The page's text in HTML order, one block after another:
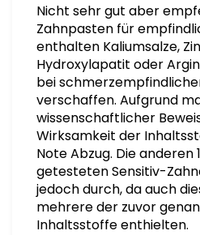
Nicht sehr gut aber
Zahnpasten für
enthalten Kaliumsalze,
Hydroxylapatit oder
bei
verschaffen. Aufgrund
wissenschaftlicher
Wirksamkeit der
Note Abzug. Die anderen
getesteten Sensitiv-
jedoch durch, da auch
mehrere der zuvor
Inhaltsstoffe enthielten.